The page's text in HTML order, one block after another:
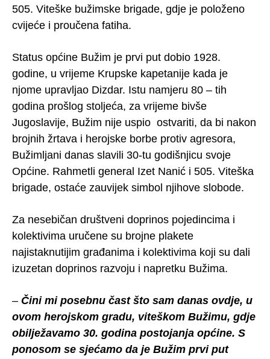
505. Viteške bužimske brigade, gdje je položeno
cvijeće i proučena fatiha.
Status općine Bužim je prvi put dobio 1928.
godine, u vrijeme Krupske kapetanije kada je
njome upravljao Dizdar. Istu namjeru 80 – tih
godina prošlog stoljeća, za vrijeme bivše
Jugoslavije, Bužim nije uspio ostvariti, da bi nakon
brojnih žrtava i herojske borbe protiv agresora,
Bužimljani danas slavili 30-tu godišnjicu svoje
Općine. Rahmetli general Izet Nanić i 505. Viteška
brigade, ostaće zauvijek simbol njihove slobode.
Za nesebičan društveni doprinos pojedincima i
kolektivima uručene su brojne plakete
najistaknutijim građanima i kolektivima koji su dali
izuzetan doprinos razvoju i napretku Bužima.
– Čini mi posebnu čast što sam danas ovdje, u
ovom herojskom gradu, viteškom Bužimu, gdje
obilježavamo 30. godina postojanja općine. S
ponosom se sjećamo da je Bužim prvi put